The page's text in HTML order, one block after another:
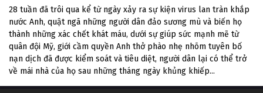
28 tuần đã trôi qua kể từ ngày xảy ra sự kiện virus lan tràn khắp
nước Anh, quật ngã những người dân đảo sương mù và biến họ
thành những xác chết khát máu, dưới sự giúp sức mạnh mẽ từ
quân đội Mỹ, giới cầm quyền Anh thở phào nhẹ nhõm tuyên bố
nạn dịch đã được kiểm soát và tiêu diệt, người dân lại có thể trở
về mái nhà của họ sau những tháng ngày khủng khiếp...